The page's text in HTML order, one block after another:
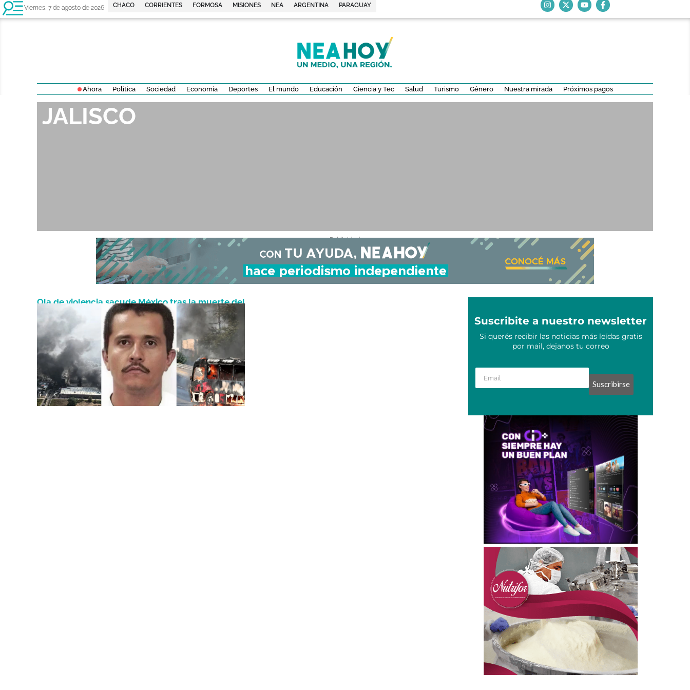
Viernes, 7 de agosto de 2026 CHACO CORRIENTES FORMOSA MISIONES NEA ARGENTINA PARAGUAY
Ahora Política Sociedad Economía Deportes El mundo Educación Ciencia y Tec Salud Turismo Género Nuestra mirada Próximos pagos
JALISCO
- Publicidad -
Ola de violencia sacude México tras la muerte del
capo narco “El Mencho”
Suscribite a nuestro newsletter
Si querés recibir las noticias más leídas gratis
por mail, dejanos tu correo
Suscribirse